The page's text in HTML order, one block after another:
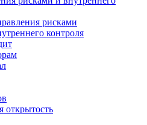
рисками
контроля
открытость